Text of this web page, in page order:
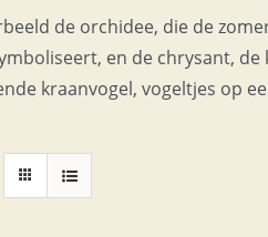
de orchidee, die de
en de chrysant, de
kraanvogel, vogeltjes op